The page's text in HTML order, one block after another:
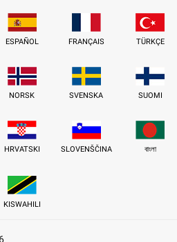
ESPAÑOL FRANÇAIS TÜRKÇE
NORSK SVENSKA SUOMI
HRVATSKI SLOVENŠČINA বাংলা
KISWAHILI